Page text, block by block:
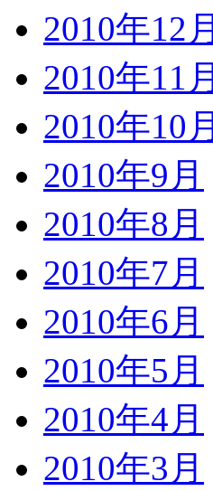
2010年12月
2010年11月
2010年10月
2010年9月
2010年8月
2010年7月
2010年6月
2010年5月
2010年4月
2010年3月